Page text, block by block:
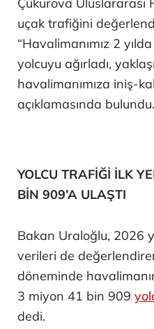
uçak trafiğini
“Havalimanımız 2
yolcuyu ağırladı,
havalimanımıza iniş-
açıklamasında bulundu.
YOLCU TRAFİĞİ İLK
BİN 909’A ULAŞTI
Bakan Uraloğlu, 2026
verileri de
döneminde
3 miyon 41 bin 909
dedi.